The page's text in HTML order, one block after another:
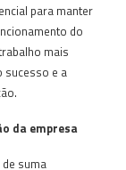
para manter
do
mais
sucesso e a
da empresa
suma